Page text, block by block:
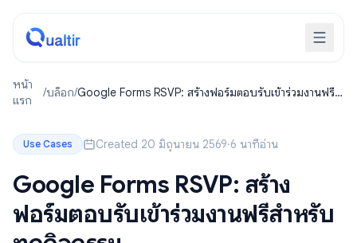
หน้า
แรก
/บล็อก/Google Forms RSVP: สร้างฟอร์มตอบรับเข้าร่วมงานฟรี
Use Cases Created 20 มิถุนายน 2569·6 นาทีอ่าน
Google Forms RSVP: สร้าง
ฟอร์มตอบรับเข้าร่วมงานฟรีสำหรับ